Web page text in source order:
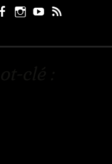
Facebook
page
Instagram
Youtube